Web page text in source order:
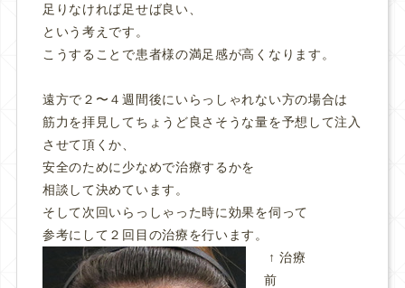
足りなければ足せば良い、
という考えです。
こうすることで患者様の満足感が高くなります。
遠方で２〜４週間後にいらっしゃれない方の場合は
筋力を拝見してちょうど良さそうな量を予想して注入
させて頂くか、
安全のために少なめで治療するかを
相談して決めています。
そして次回いらっしゃった時に効果を伺って
参考にして２回目の治療を行います。
↑ 治療
前